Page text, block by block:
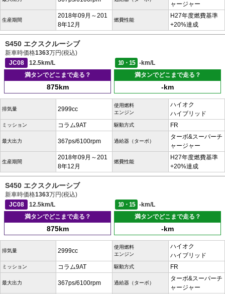
ャージャー
生産期間
2018年09月～201
8年12月
燃費性能
H27年度燃費基準
+20%達成
S450 エクスクルーシブ
新車時価格1363万円(税込)
JC08
12.5km/L 10・15
-km/L
満タンでどこまで走る？
875km
満タンでどこまで走る？
-km
排気量 2999cc
使用燃料
エンジン
ハイオク
ハイブリッド
ミッション コラム9AT 駆動方式 FR
最大出力 367ps/6100rpm 過給器（ターボ）
ターボ&スーパーチ
ャージャー
生産期間
2018年09月～201
8年12月
燃費性能
H27年度燃費基準
+20%達成
S450 エクスクルーシブ
新車時価格1363万円(税込)
JC08
12.5km/L 10・15
-km/L
満タンでどこまで走る？
875km
満タンでどこまで走る？
-km
排気量 2999cc
使用燃料
エンジン
ハイオク
ハイブリッド
ミッション コラム9AT 駆動方式 FR
最大出力 367ps/6100rpm 過給器（ターボ）
ターボ&スーパーチ
ャージャー